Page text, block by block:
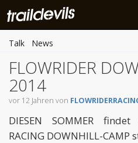
Talk News
FLOWRIDER
2014
vor 12 Jahren von
DIESEN SOMMER
RACING DOWNHILL-CAMP